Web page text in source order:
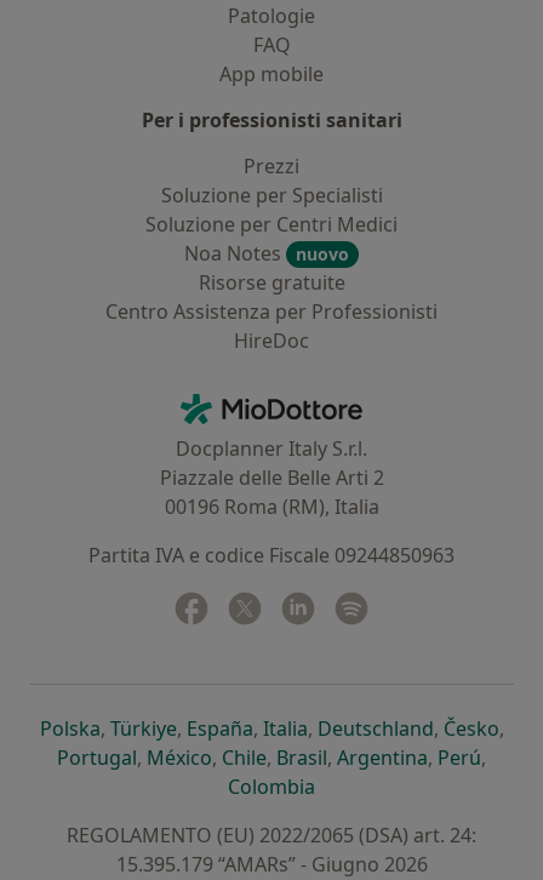
Patologie
FAQ
App mobile
Per i professionisti sanitari
Prezzi
Soluzione per Specialisti
Soluzione per Centri Medici
Noa Notes
nuovo
Risorse gratuite
Centro Assistenza per Professionisti
HireDoc
MioDottore - Homepage
Docplanner Italy S.r.l.
Piazzale delle Belle Arti 2
00196 Roma (RM), Italia
Partita IVA e codice Fiscale 09244850963
Facebook
si apre in una nuova scheda
Twitter
si apre in una nuova scheda
Linkedin
si apre in una nuova
Polskasi apre in una nuova scheda
, Türkiyesi apre in una nuova scheda
, Españasi apre in una nuova scheda
, Italiasi apre in una nuova
, Deutschlandsi apre in
, Českosi
,
Portugalsi apre in una nuova scheda
, Méxicosi apre in una nuova scheda
, Chilesi apre in una nuova scheda
, Brasilsi apre in una nuova
, Argentinasi apre in
, Perúsi
,
Colombia
REGOLAMENTO (EU) 2022/2065 (DSA) art. 24:
15.395.179 “AMARs” - Giugno 2026